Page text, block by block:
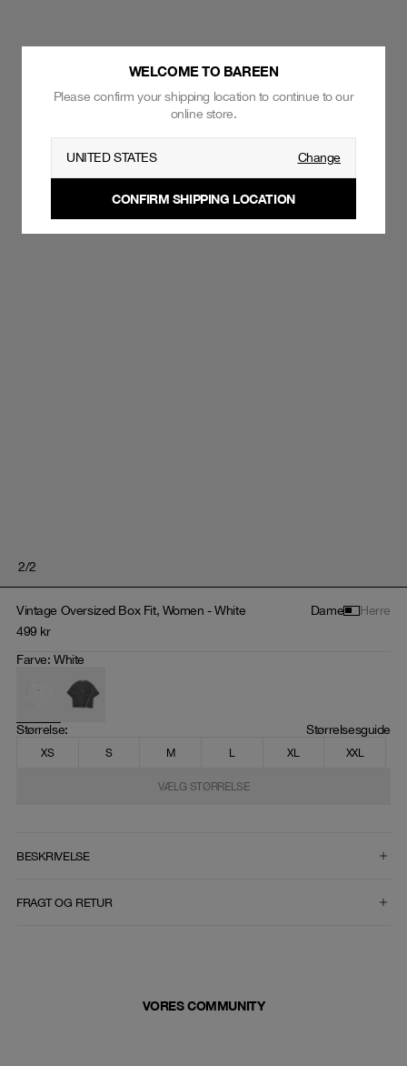
2/2
Vintage Oversized Box Fit, Women - White Dame
Herre
499 kr
Farve:White
Størrelse: Størrelsesguide
XS S M L XL XXL
VÆLG STØRRELSE
BESKRIVELSE
FRAGT OG RETUR
VORES COMMUNITY
WELCOME TO BAREEN
Please confirm your shipping location to continue to our
online store.
UNITED STATES Change
CONFIRM SHIPPING LOCATION